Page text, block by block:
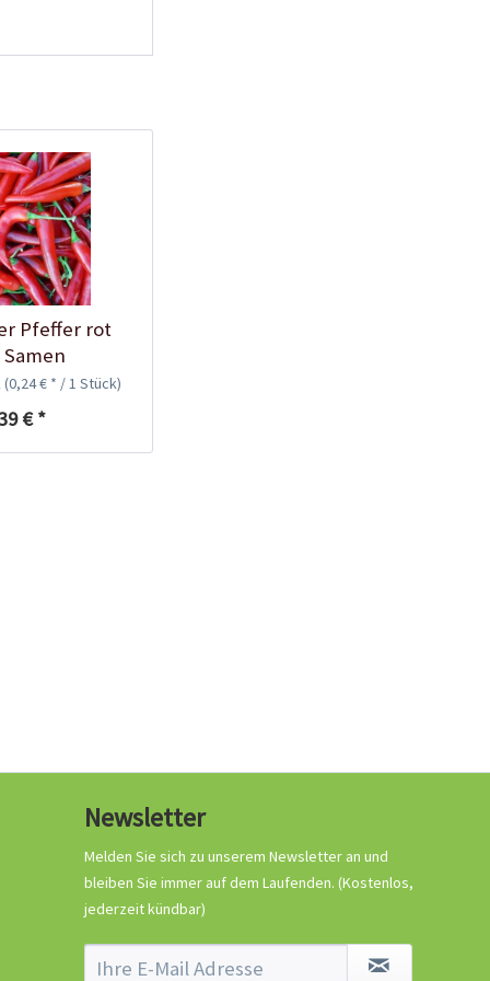
Pfeffer rot
(0,24 € * / 1 Stück)
€ *
Anbau
Wissen
Newsletter
Melden Sie sich zu unserem Newsletter an und
bleiben Sie immer auf dem Laufenden. (Kostenlos,
jederzeit kündbar)